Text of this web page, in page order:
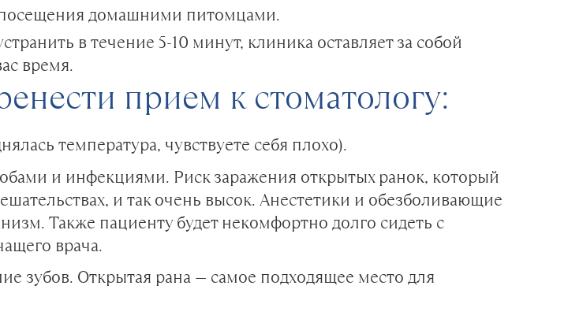
домашними питомцами.
в течение 5-10 минут, клиника оставляет за собой
время.
прием к стоматологу:
температура, чувствуете себя плохо).
и инфекциями. Риск заражения открытых ранок, который
и так очень высок. Анестетики и обезболивающие
Также пациенту будет некомфортно долго сидеть с
врача.
зубов. Открытая рана — самое подходящее место для